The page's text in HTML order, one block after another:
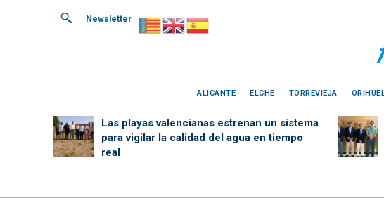
Newsletter
ALICANTE ELCHE TORREVIEJA
Las playas valencianas estrenan un sistema
para vigilar la calidad del agua en tiempo
real